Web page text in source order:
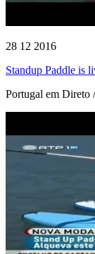
28 12 2016
Standup Paddle is
Portugal em Direto